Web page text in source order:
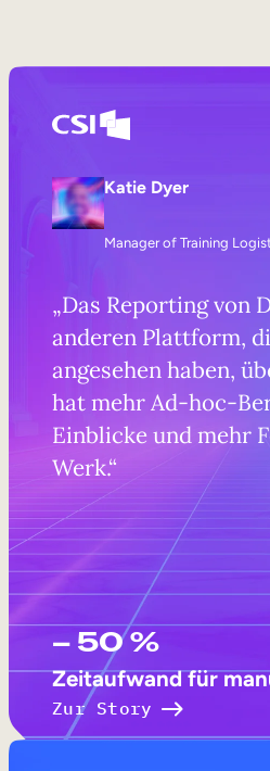
Katie Dyer
Manager of Training
„Das Reporting von
anderen Plattform,
angesehen haben,
hat mehr Ad-hoc-
Einblicke und mehr
Werk.“
– 50 %
Zeitaufwand für
Zur Story